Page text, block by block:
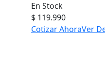
En Stock
$ 119.990
Cotizar AhoraVer